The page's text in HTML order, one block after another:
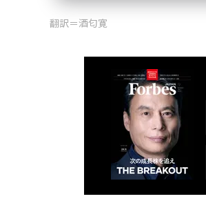
翻訳＝酒匂寛